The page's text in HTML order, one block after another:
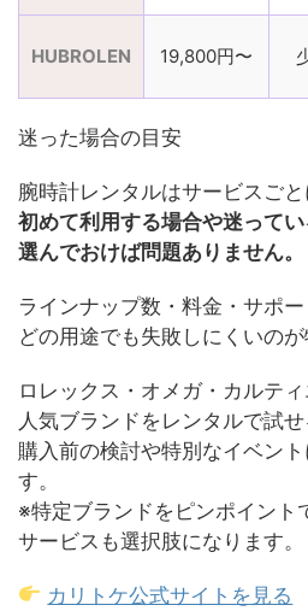
HUBROLEN 19,800円〜
迷った場合の目安
腕時計レンタルはサービスごと
初めて利用する場合や迷って
選んでおけば問題ありません。
ラインナップ数・料金・サポー
どの用途でも失敗しにくいのが
ロレックス・オメガ・カルテ
人気ブランドをレンタルで試せ
購入前の検討や特別なイベン
す。
※特定ブランドをピンポイント
サービスも選択肢になります。
カリトケ公式サイトを見る